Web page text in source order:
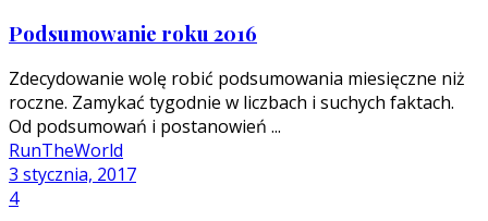
Podsumowanie roku 2016
Zdecydowanie wolę robić podsumowania miesięczne niż
roczne. Zamykać tygodnie w liczbach i suchych faktach.
Od podsumowań i postanowień ...
RunTheWorld
3 stycznia, 2017
4